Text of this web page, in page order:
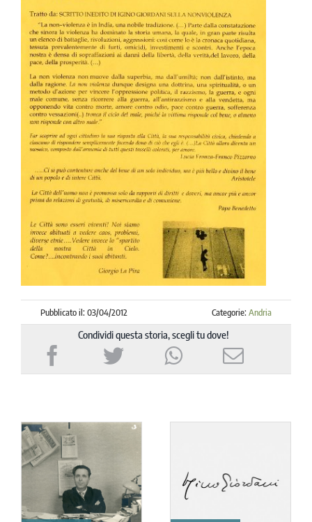
Pubblicato il: 03/04/2012 Categorie:Andria
Condividi questa storia, scegli tu dove!